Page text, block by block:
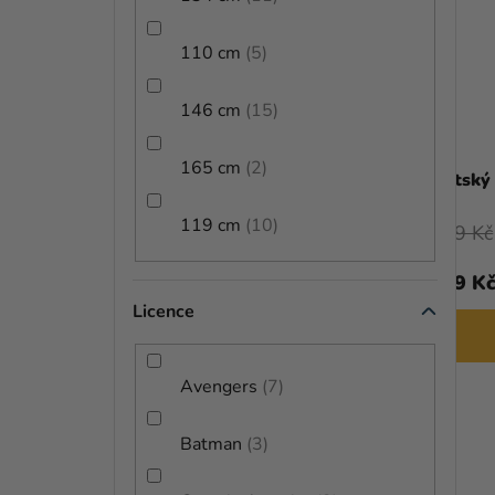
110 cm 5
146 cm 15
165 cm 2
119 cm 10
Licence
Avengers 7
Batman 3
Dětský kostým - Joker II.
od729 Kč
639 Kč
709 Kč